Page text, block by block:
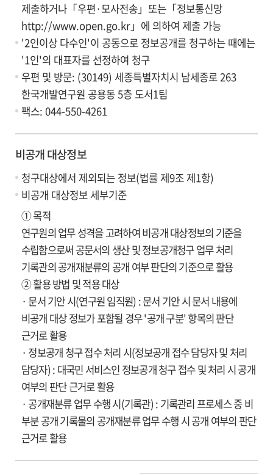
제출하거나「우편·모사전송」또는「정보통신망
http://www.open.go.kr」에 의하여 제출 가능
'2인이상 다수인'이 공동으로 정보공개를 청구하는 때에는
'1인'의 대표자를 선정하여 청구
우편 및 방문: (30149) 세종특별자치시 남세종로 263
한국개발연구원 공용동 5층 도서1팀
팩스: 044-550-4261
비공개 대상정보
청구대상에서 제외되는 정보(법률 제9조 제1항)
비공개 대상정보 세부기준
① 목적
연구원의 업무 성격을 고려하여 비공개 대상정보의 기준을
수립함으로써 공문서의 생산 및 정보공개청구 업무 처리
기록관의 공개재분류의 공개 여부 판단의 기준으로 활용
② 활용 방법 및 적용 대상
· 문서 기안 시(연구원 임직원) : 문서 기안 시 문서 내용에
비공개 대상 정보가 포함될 경우 '공개 구분' 항목의 판단
근거로 활용
· 정보공개 청구 접수 처리 시(정보공개 접수 담당자 및 처리
담당자) : 대국민 서비스인 정보공개 청구 접수 및 처리 시 공개
여부의 판단 근거로 활용
· 공개재분류 업무 수행 시(기록관) : 기록관리 프로세스 중 비
부분 공개 기록물의 공개재분류 업무 수행 시 공개 여부의 판단
근거로 활용